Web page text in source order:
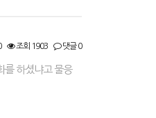
조회 1903 댓글 0
를 하셨냐고 물응